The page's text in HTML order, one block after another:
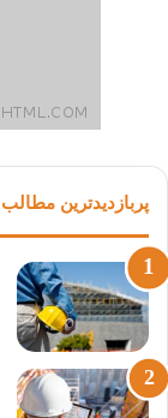
پربازدیدترین مطالب